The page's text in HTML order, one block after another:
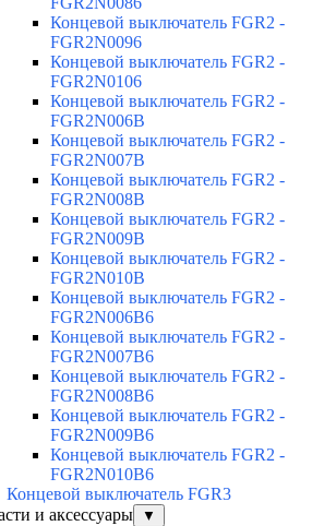
Концевой выключатель FGR2 -
FGR2N0096
Концевой выключатель FGR2 -
FGR2N0106
Концевой выключатель FGR2 -
FGR2N006B
Концевой выключатель FGR2 -
FGR2N007B
Концевой выключатель FGR2 -
FGR2N008B
Концевой выключатель FGR2 -
FGR2N009B
Концевой выключатель FGR2 -
FGR2N010B
Концевой выключатель FGR2 -
FGR2N006B6
Концевой выключатель FGR2 -
FGR2N007B6
Концевой выключатель FGR2 -
FGR2N008B6
Концевой выключатель FGR2 -
FGR2N009B6
Концевой выключатель FGR2 -
FGR2N010B6
Концевой выключатель FGR3
и аксессуары
▼